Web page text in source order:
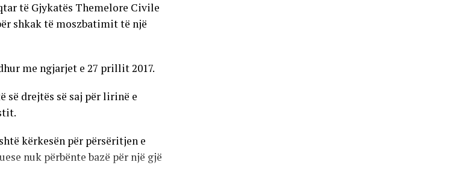
të Gjykatës Themelore Civile
shkak të moszbatimit të një
me ngjarjet e 27 prillit 2017.
së drejtës së saj për lirinë e
kërkesën për përsëritjen e
nuk përbënte bazë për një gjë